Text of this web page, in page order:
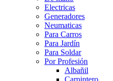
Electricas
Generadores
Neumaticas
Para Carros
Para Jardín
Para Soldar
Por Profesión
Albañil
Carpintero